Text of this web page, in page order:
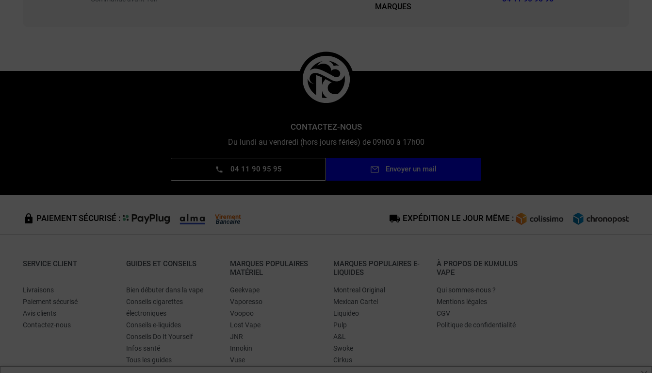
MARQUES
CONTACTEZ-NOUS
Du lundi au vendredi (hors jours fériés) de 09h00 à 17h00
04 11 90 95 95 Envoyer un mail
PAIEMENT SÉCURISÉ : EXPÉDITION LE JOUR MÊME :
SERVICE CLIENT
Livraisons
Paiement sécurisé
Avis clients
Contactez-nous
GUIDES ET CONSEILS
Bien débuter dans la vape
Conseils cigarettes
électroniques
Conseils e-liquides
Conseils Do It Yourself
Infos santé
Tous les guides
MARQUES POPULAIRES
MATÉRIEL
Geekvape
Vaporesso
Voopoo
Lost Vape
JNR
Innokin
Vuse
MARQUES POPULAIRES E-
LIQUIDES
Montreal Original
Mexican Cartel
Liquideo
Pulp
A&L
Swoke
Cirkus
À PROPOS DE KUMULUS
VAPE
Qui sommes-nous ?
Mentions légales
CGV
Politique de confidentialité